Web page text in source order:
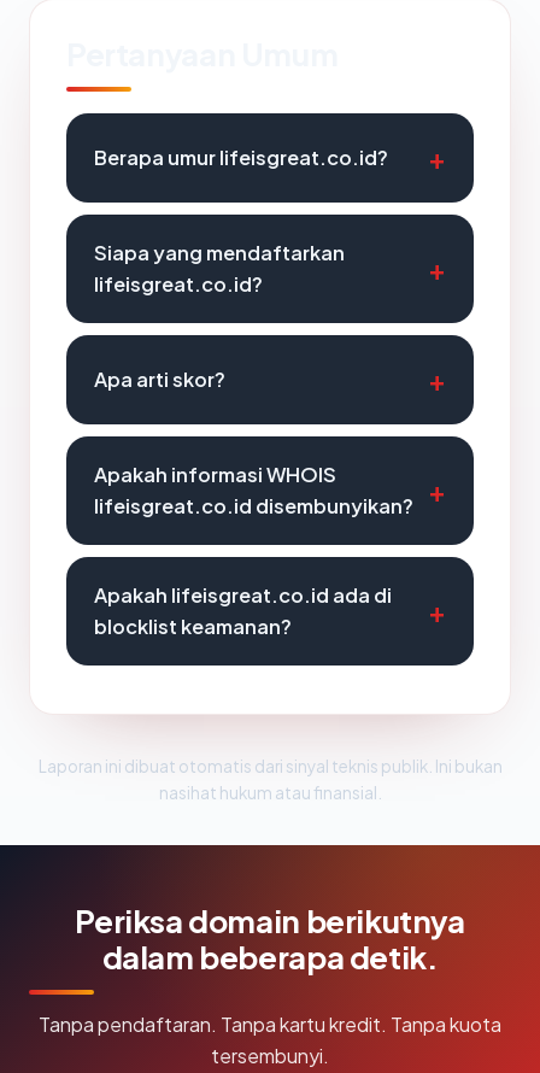
Berapa umur lifeisgreat.co.id?
Siapa yang mendaftarkan
lifeisgreat.co.id?
Apa arti skor?
Apakah informasi WHOIS
lifeisgreat.co.id disembunyikan?
Apakah lifeisgreat.co.id ada di
blocklist keamanan?
Laporan ini dibuat otomatis dari sinyal teknis publik. Ini bukan
nasihat hukum atau finansial.
Periksa domain berikutnya
dalam beberapa detik.
Tanpa pendaftaran. Tanpa kartu kredit. Tanpa kuota
tersembunyi.